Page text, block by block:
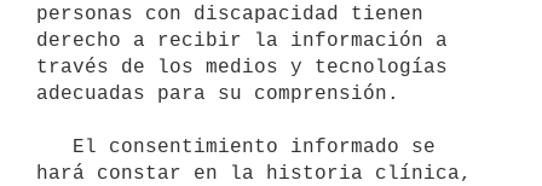
personas con discapacidad tienen
derecho a recibir la información a
través de los medios y tecnologías
adecuadas para su comprensión.
hará constar en la historia clínica,